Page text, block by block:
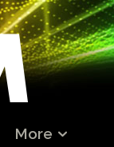
More